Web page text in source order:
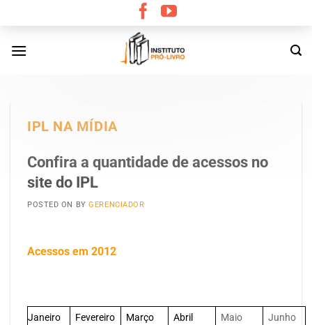
content
IPL NA MÍDIA
Confira a quantidade de acessos no
site do IPL
POSTED ON BYGERENCIADOR
Acessos em 2012
Janeiro Fevereiro Março Abril Maio
Junho